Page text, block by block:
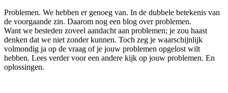
Problemen. We hebben er genoeg van. In de dubbele betekenis van
de voorgaande zin. Daarom nog een blog over problemen.
Want we besteden zoveel aandacht aan problemen; je zou haast
denken dat we niet zonder kunnen. Toch zeg je waarschijnlijk
volmondig ja op de vraag of je jouw problemen opgelost wilt
hebben. Lees verder voor een andere kijk op jouw problemen. En
oplossingen.